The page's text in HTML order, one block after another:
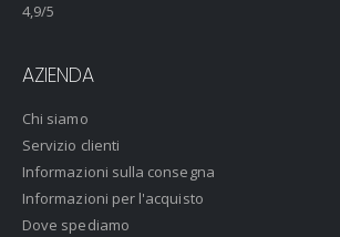
4,9/5
AZIENDA
Chi siamo
Servizio clienti
Informazioni sulla consegna
Informazioni per l'acquisto
Dove spediamo